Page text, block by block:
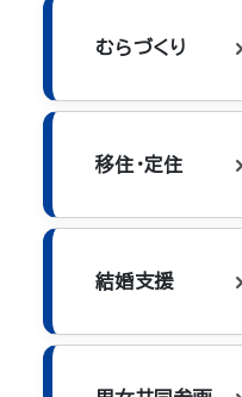
むらづくり
移住・定住
結婚支援